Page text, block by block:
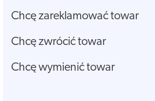
Chcę zareklamować towar
Chcę zwrócić towar
Chcę wymienić towar